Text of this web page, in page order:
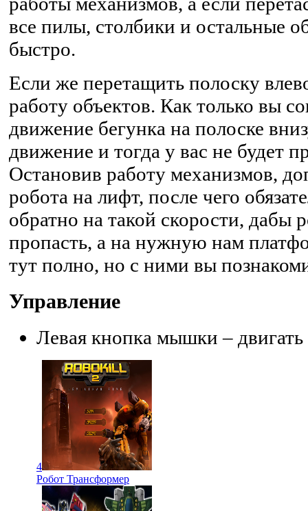
все пилы, столбики и остальные
быстро.
Если же перетащить полоску
работу объектов. Как только вы
движение бегунка на полоске
движение и тогда у вас не будет
Остановив работу механизмов,
робота на лифт, после чего
обратно на такой скорости, дабы
пропасть, а на нужную нам
тут полно, но с ними вы
Управление
Левая кнопка мышки – двигать
4
Робот Трансформер